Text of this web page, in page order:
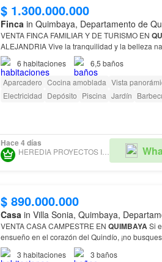
$ 1.300.000.000
Finca in Quimbaya, Departamento de
VENTA FINCA FAMILIAR Y DE TURISMO EN
ALEJANDRIA Vive la tranquilidad y la belleza natural del Quindío en esta finca de
ensueño Además de su amplio
6 habitaciones 6,5 baños
Aparcadero Cocina amoblada Vista
Electricidad Depósito Piscina Jardín
Hace 4 días
HEREDIA PROYECTOS INMOBILIARIOS SAS
$ 890.000.000
Casa in Villa Sonia, Quimbaya,
VENTA CASA CAMPESTRE EN QUIMBAYA
ensueño en el corazón del Quindío, ¡no
con una construcción de 303 M2, esta
3 habitaciones 3 baños